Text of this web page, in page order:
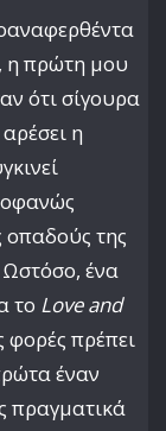
η πρώτη μου
ότι σίγουρα
η
οπαδούς της
ένα
το Love and
φορές πρέπει
έναν
πραγματικά